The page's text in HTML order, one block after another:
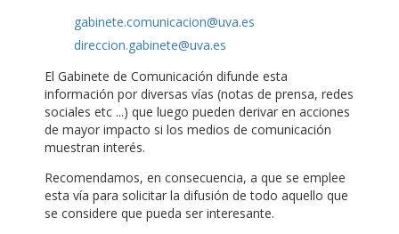
gabinete.comunicacion@uva.es
direccion.gabinete@uva.es
El Gabinete de Comunicación difunde esta
información por diversas vías (notas de prensa, redes
sociales etc ...) que luego pueden derivar en acciones
de mayor impacto si los medios de comunicación
muestran interés.
Recomendamos, en consecuencia, a que se emplee
esta vía para solicitar la difusión de todo aquello que
se considere que pueda ser interesante.